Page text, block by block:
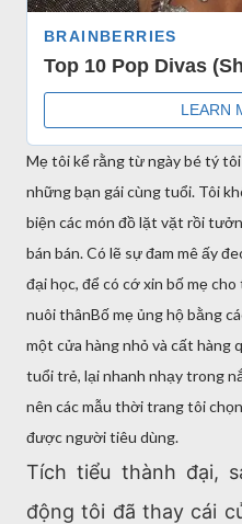
Mẹ tôi kể rằng từ ngày bé tý
những bạn gái cùng tuổi. Tôi
biện các món đồ lặt vặt rồi
bán bán. Có lẽ sự đam mê ấy
đại học, để có cớ xin bố mẹ
nuôi thânBố mẹ ủng hộ bằng
một cửa hàng nhỏ và cất hàng
tuổi trẻ, lại nhanh nhạy trong
nên các mẫu thời trang tôi
được người tiêu dùng.
Tích tiểu thành đại,
động tôi đã thay cái